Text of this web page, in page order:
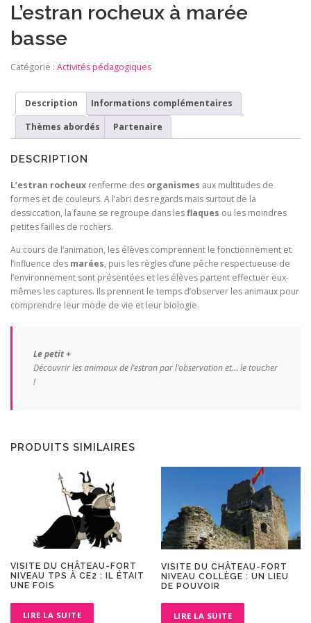
L’estran rocheux à marée
basse
Catégorie : Activités pédagogiques
Description Informations complémentaires
Thèmes abordés Partenaire
DESCRIPTION
L’estran rocheux renferme des organismes aux multitudes de
formes et de couleurs. A l’abri des regards mais surtout de la
dessiccation, la faune se regroupe dans lesflaques ou les moindres
petites failles de rochers.
Au cours de l’animation, les élèves comprennent le fonctionnement et
l’influence des marées, puis les règles d’une pêche respectueuse de
l’environnement sont présentées et les élèves partent effectuer eux-
mêmes les captures. Ils prennent le temps d’observer les animaux pour
comprendre leur mode de vie et leur biologie.
Le petit +
Découvrir les animaux de l’estran par l’observation et… le toucher
!
PRODUITS SIMILAIRES
VISITE DU CHÂTEAU-FORT
NIVEAU TPS À CE2 : IL ÉTAIT
UNE FOIS
LIRE LA SUITE
VISITE DU CHÂTEAU-FORT
NIVEAU COLLÈGE : UN LIEU
DE POUVOIR
LIRE LA SUITE